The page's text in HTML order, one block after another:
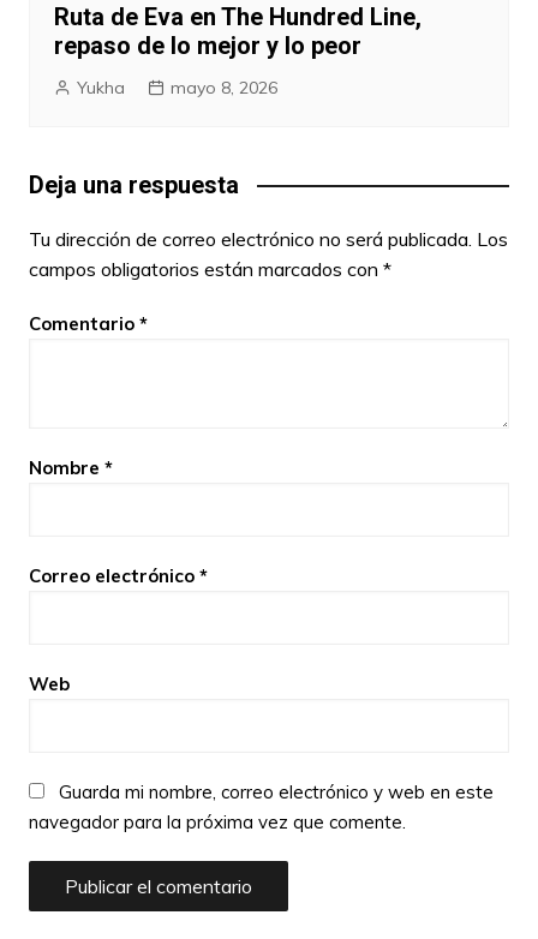
Ruta de Eva en The Hundred Line,
repaso de lo mejor y lo peor
Yukha mayo 8, 2026
Deja una respuesta
Tu dirección de correo electrónico no será publicada. Los
campos obligatorios están marcados con *
Comentario *
Nombre *
Correo electrónico *
Web
Guarda mi nombre, correo electrónico y web en este
navegador para la próxima vez que comente.